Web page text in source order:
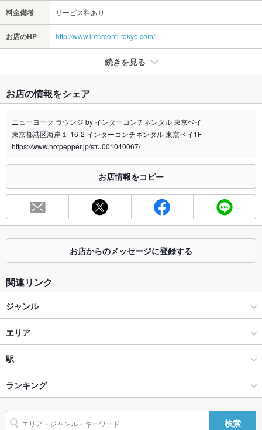
料金備考 サービス料あり
お店のHP http://www.interconti-tokyo.com/
続きを見る
禁煙・喫煙 全席禁煙
※2020年4月1日～受動喫煙対策に関する法律が施行されています。正しい情報はお店へお問い
合わせください。
お席
最大宴会収
－
掘りごたつ
カウンター
ソファー
設備
Wi-Fi
お店の情報をシェア
ニューヨーク ラウンジ by インターコンチネンタル 東京ベイ
東京都港区海岸１-16-2 インターコンチネンタル 東京ベイ1F
https://www.hotpepper.jp/strJ001040067/
お店情報をコピー
お店からのメッセージに登録する
関連リンク
ジャンル
バー・カクテル
バー・カクテル
品川･目黒･田町･浜松町･五反田 × バー・カクテル
品川･目黒･田町･浜松町･五反田 × バー・カクテル
エリア
大門
大門 × バー・カクテル
大門 × バー・カクテル
駅
竹芝駅
浜松町駅
ランキング
東京のグルメランキング
検索